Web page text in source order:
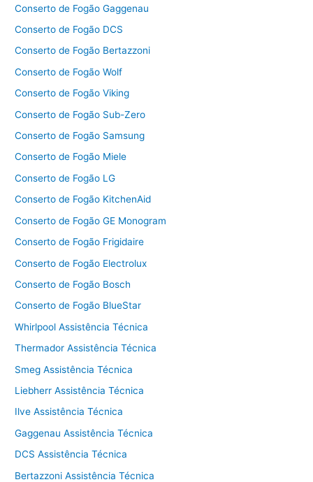
Conserto de Fogão Gaggenau
Conserto de Fogão DCS
Conserto de Fogão Bertazzoni
Conserto de Fogão Wolf
Conserto de Fogão Viking
Conserto de Fogão Sub-Zero
Conserto de Fogão Samsung
Conserto de Fogão Miele
Conserto de Fogão LG
Conserto de Fogão KitchenAid
Conserto de Fogão GE Monogram
Conserto de Fogão Frigidaire
Conserto de Fogão Electrolux
Conserto de Fogão Bosch
Conserto de Fogão BlueStar
Whirlpool Assistência Técnica
Thermador Assistência Técnica
Smeg Assistência Técnica
Liebherr Assistência Técnica
Ilve Assistência Técnica
Gaggenau Assistência Técnica
DCS Assistência Técnica
Bertazzoni Assistência Técnica